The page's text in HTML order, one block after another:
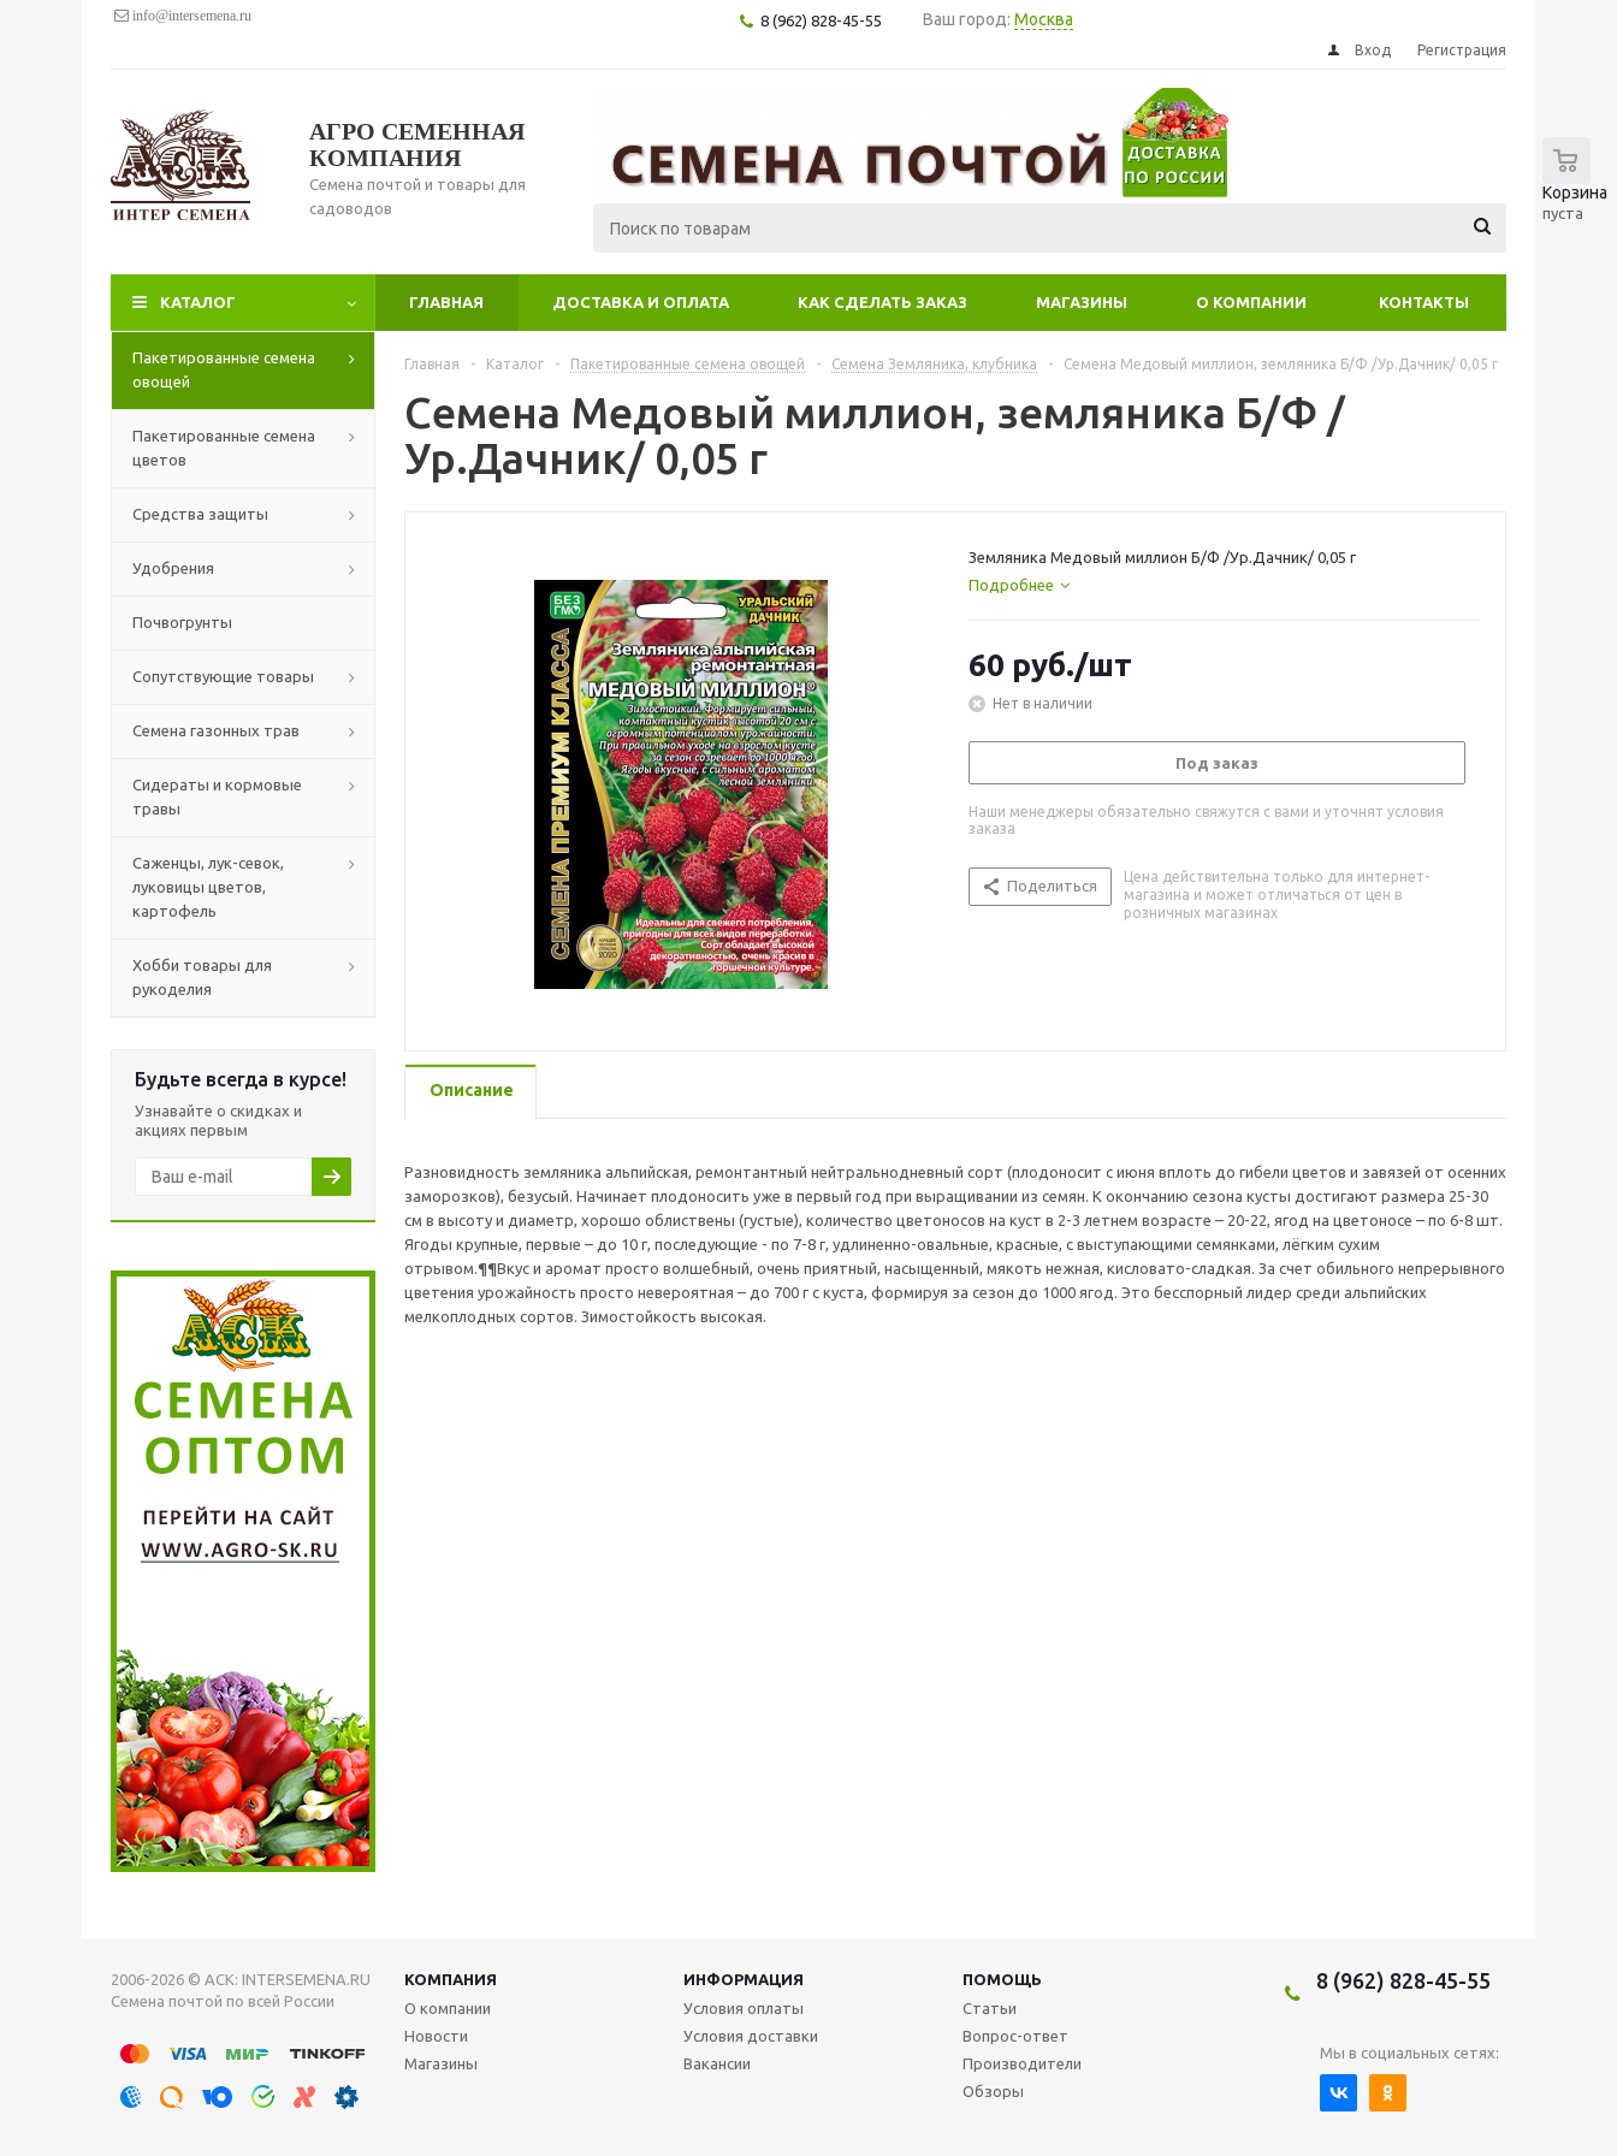
info@intersemena.ru 8 (962) 828-45-55 Ваш город: Москва
Вход Регистрация
АГРО СЕМЕННАЯ
КОМПАНИЯ
Семена почтой и товары для
садоводов
Корзина
пуста
КАТАЛОГ ГЛАВНАЯ ДОСТАВКА И ОПЛАТА КАК СДЕЛАТЬ ЗАКАЗ МАГАЗИНЫ О КОМПАНИИ КОНТАКТЫ
Пакетированные семена
овощей
Пакетированные семена
цветов
Средства защиты
Удобрения
Почвогрунты
Сопутствующие товары
Семена газонных трав
Сидераты и кормовые
травы
Саженцы, лук-севок,
луковицы цветов,
картофель
Хобби товары для
рукоделия
Будьте всегда в курсе!
Узнавайте о скидках и
акциях первым
Главная - Каталог - Пакетированные семена овощей - Семена Земляника, клубника - Семена Медовый миллион, земляника Б/Ф /Ур.Дачник/ 0,05 г
Семена Медовый миллион, земляника Б/Ф /
Ур.Дачник/ 0,05 г
Земляника Медовый миллион Б/Ф /Ур.Дачник/ 0,05 г
Подробнее
60 руб./шт
Нет в наличии
Под заказ
Наши менеджеры обязательно свяжутся с вами и уточнят условия
заказа
Поделиться
Цена действительна только для интернет-
магазина и может отличаться от цен в
розничных магазинах
Описание
Разновидность земляника альпийская, ремонтантный нейтральнодневный сорт (плодоносит с июня вплоть до гибели цветов и завязей от осенних
заморозков), безусый. Начинает плодоносить уже в первый год при выращивании из семян. К окончанию сезона кусты достигают размера 25-30
см в высоту и диаметр, хорошо облиствены (густые), количество цветоносов на куст в 2-3 летнем возрасте – 20-22, ягод на цветоносе – по 6-8 шт.
Ягоды крупные, первые – до 10 г, последующие - по 7-8 г, удлиненно-овальные, красные, с выступающими семянками, лёгким сухим
отрывом.¶¶Вкус и аромат просто волшебный, очень приятный, насыщенный, мякоть нежная, кисловато-сладкая. За счет обильного непрерывного
цветения урожайность просто невероятная – до 700 г с куста, формируя за сезон до 1000 ягод. Это бесспорный лидер среди альпийских
мелкоплодных сортов. Зимостойкость высокая.
2006-2026 © АСК: INTERSEMENA.RU
Семена почтой по всей России
КОМПАНИЯ ИНФОРМАЦИЯ
ПОМОЩЬ
О компании
Новости
Магазины
Условия оплаты
Условия доставки
Вакансии
Статьи
Вопрос-ответ
Производители
Обзоры
8 (962) 828-45-55
Мы в социальных сетях: